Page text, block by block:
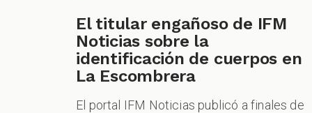
El titular engañoso de IFM
Noticias sobre la
identificación de cuerpos en
La Escombrera
El portal IFM Noticias publicó a finales de